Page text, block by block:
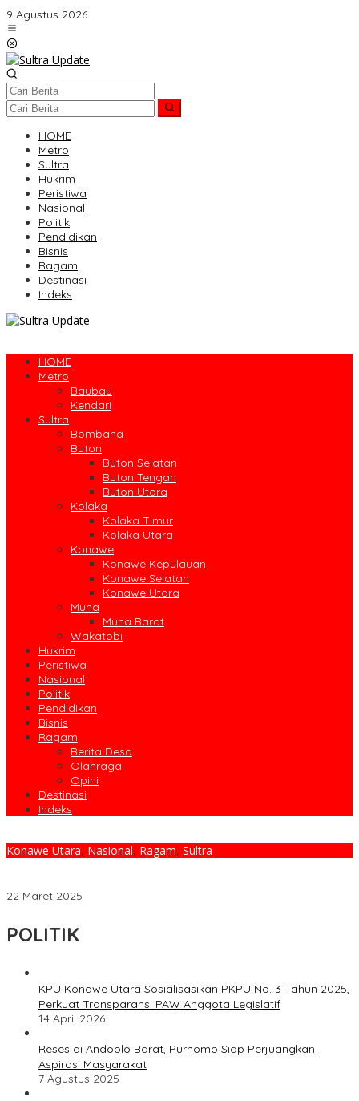
Lewati
ke
konten
9 Agustus 2026
HOME
Metro
Sultra
Hukrim
Peristiwa
Nasional
Politik
Pendidikan
Bisnis
Ragam
Destinasi
Indeks
HOME
Metro
Baubau
Kendari
Sultra
Bombana
Buton
Buton Selatan
Buton Tengah
Buton Utara
Kolaka
Kolaka Timur
Kolaka Utara
Konawe
Konawe Kepulauan
Konawe Selatan
Konawe Utara
Muna
Muna Barat
Wakatobi
Hukrim
Peristiwa
Nasional
Politik
Pendidikan
Bisnis
Ragam
Berita Desa
Olahraga
Opini
Destinasi
Indeks
Konawe Utara, Nasional, Ragam, Sultra
22 Maret 2025
POLITIK
KPU Konawe Utara Sosialisasikan PKPU No. 3 Tahun 2025,
Perkuat Transparansi PAW Anggota Legislatif
14 April 2026
Reses di Andoolo Barat, Purnomo Siap Perjuangkan
Aspirasi Masyarakat
7 Agustus 2025